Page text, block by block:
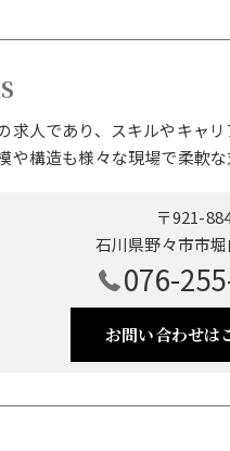
求人であり、スキルやキャ
や構造も様々な現場で柔軟な
〒921-
石川県野々市市
076-
お問い合わせは